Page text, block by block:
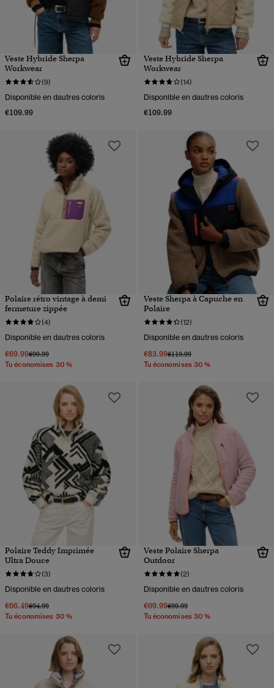
Veste Hybride Sherpa
Workwear
(9)
Disponible en dautres coloris
€109.99
Veste Hybride Sherpa
Workwear
(14)
Disponible en dautres coloris
€109.99
Polaire rétro vintage à demi
fermeture zippée
(4)
Disponible en dautres coloris
€69.99Prix réduit de
€99.99à
Tu économises 30 %
Veste Sherpa à Capuche en
Polaire
(12)
Disponible en dautres coloris
€83.99Prix réduit de
€119.99à
Tu économises 30 %
Polaire Teddy Imprimée
Ultra Douce
(3)
Disponible en dautres coloris
€66.49Prix réduit de
€94.99à
Tu économises 30 %
Veste Polaire Sherpa
Outdoor
(2)
Disponible en dautres coloris
€69.99Prix réduit de
€99.99à
Tu économises 30 %